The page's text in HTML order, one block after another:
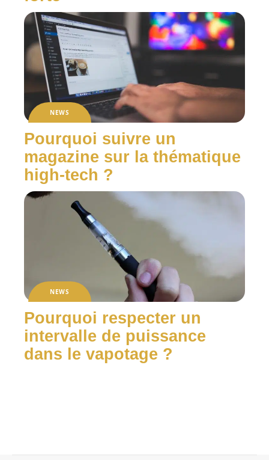
NEWS
Pourquoi suivre un
magazine sur la thématique
high-tech ?
NEWS
Pourquoi respecter un
intervalle de puissance
dans le vapotage ?